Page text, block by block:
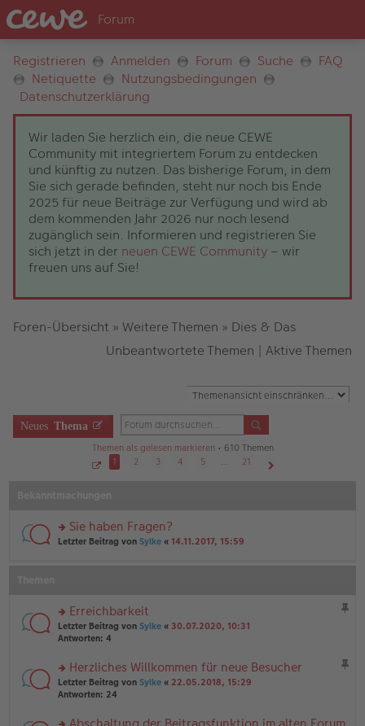
Registrieren Anmelden Forum Suche
FAQ
Netiquette
Nutzungsbedingungen
Datenschutzerklärung
Wir laden Sie herzlich ein, die neue CEWE
Community mit integriertem Forum zu entdecken
und künftig zu nutzen. Das bisherige Forum, in dem
Sie sich gerade befinden, steht nur noch bis Ende
2025 für neue Beiträge zur Verfügung und wird ab
dem kommenden Jahr 2026 nur noch lesend
zugänglich sein. Informieren und registrieren Sie
sich jetzt in der neuen CEWE Community – wir
freuen uns auf Sie!
Foren-Übersicht » Weitere Themen » Dies & Das
Unbeantwortete Themen | Aktive Themen
Neues Thema
Themen als gelesen markieren• 610 Themen
v
o
n
1 2 3 4 5 …
21
rs
el
es
e
er
B
ei
tr
Sie haben Fragen?
Letzter Beitrag von Sylke « 14.11.2017, 15:59
rs
te
n
g
el
e
Erreichbarkeit
Letzter Beitrag von Sylke « 30.07.2020, 10:31
Antworten: 4
rs
te
Herzliches Willkommen für neue Besucher
Letzter Beitrag von Sylke « 22.05.2018, 15:29
Antworten: 24